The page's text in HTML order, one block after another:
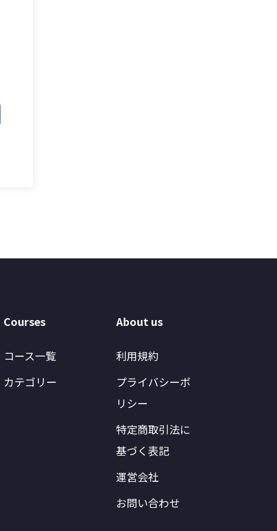
Courses
コース一覧
カテゴリー
About us
利用規約
プライバシーポ
リシー
特定商取引法に
基づく表記
運営会社
お問い合わせ